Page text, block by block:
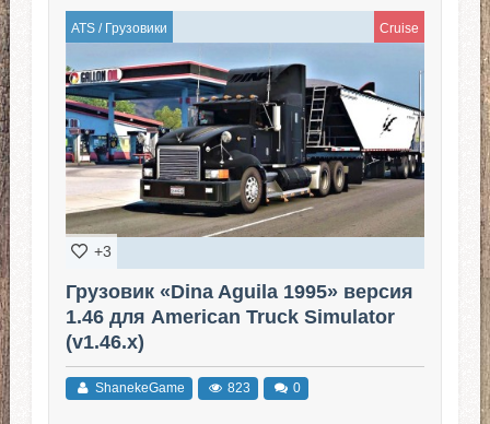
ATS/ Грузовики Cruise
+3
Грузовик «Dina Aguila 1995» версия
1.46 для American Truck Simulator
(v1.46.x)
ShanekeGame 823 0